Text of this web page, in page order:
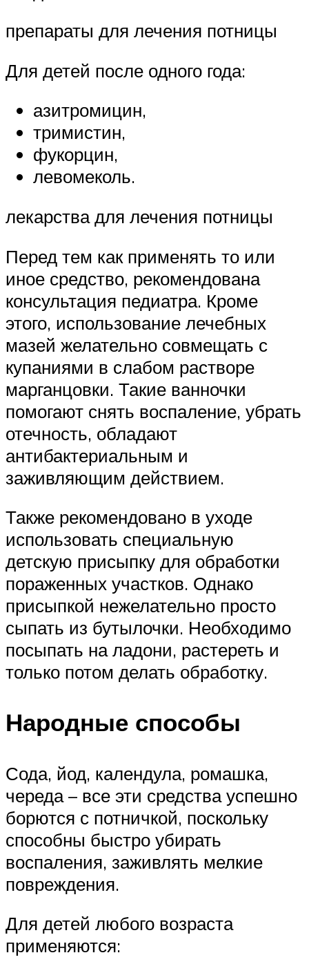
препараты для лечения потницы
Для детей после одного года:
азитромицин,
тримистин,
фукорцин,
левомеколь.
лекарства для лечения потницы
Перед тем как применять то или
иное средство, рекомендована
консультация педиатра. Кроме
этого, использование лечебных
мазей желательно совмещать с
купаниями в слабом растворе
марганцовки. Такие ванночки
помогают снять воспаление, убрать
отечность, обладают
антибактериальным и
заживляющим действием.
Также рекомендовано в уходе
использовать специальную
детскую присыпку для обработки
пораженных участков. Однако
присыпкой нежелательно просто
сыпать из бутылочки. Необходимо
посыпать на ладони, растереть и
только потом делать обработку.
Народные способы
Сода, йод, календула, ромашка,
череда – все эти средства успешно
борются с потничкой, поскольку
способны быстро убирать
воспаления, заживлять мелкие
повреждения.
Для детей любого возраста
применяются: